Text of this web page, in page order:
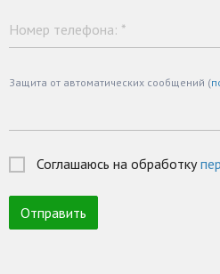
Номер телефона: *
Защита от автоматических сообщений (
Соглашаюсь на обработку